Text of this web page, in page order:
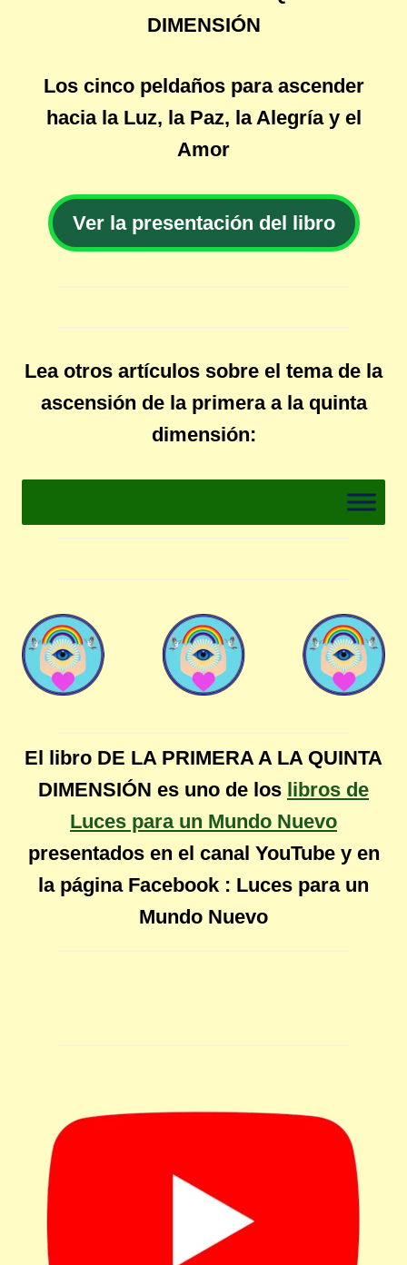
DIMENSIÓN
Los cinco peldaños para ascender
hacia la Luz, la Paz, la Alegría y el
Amor
Ver la presentación del libro
Lea otros artículos sobre el tema de la
ascensión de la primera a la quinta
dimensión:
El libro DE LA PRIMERA A LA QUINTA
DIMENSIÓN es uno de los libros de
Luces para un Mundo Nuevo
presentados en el canal YouTube y en
la página Facebook : Luces para un
Mundo Nuevo